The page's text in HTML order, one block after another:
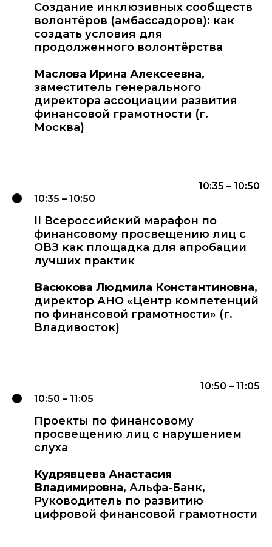
Создание инклюзивных сообществ
волонтёров (амбассадоров): как
создать условия для
продолженного волонтёрства
Маслова Ирина Алексеевна,
заместитель генерального
директора ассоциации развития
финансовой грамотности (г.
Москва)
10:35 – 10:50
10:35 – 10:50
II Всероссийский марафон по
финансовому просвещению лиц с
ОВЗ как площадка для апробации
лучших практик
Васюкова Людмила Константиновна,
директор АНО «Центр компетенций
по финансовой грамотности» (г.
Владивосток)
10:50 – 11:05
10:50 – 11:05
Проекты по финансовому
просвещению лиц с нарушением
слуха
Кудрявцева Анастасия
Владимировна, Альфа-Банк,
Руководитель по развитию
цифровой финансовой грамотности